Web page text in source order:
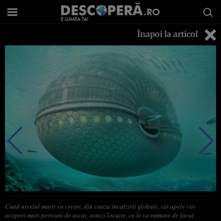
Înapoi la articol
Cand nivelul marii va creste, din cauza incalzirii globale, iar apele vor
acoperi mari portiuni de uscat, astazi locuite, ce le va ramane de facut